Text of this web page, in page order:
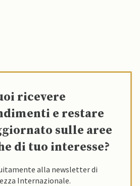
ricevere
e restare
sulle aree
di tuo interesse?
alla newsletter di
Internazionale.